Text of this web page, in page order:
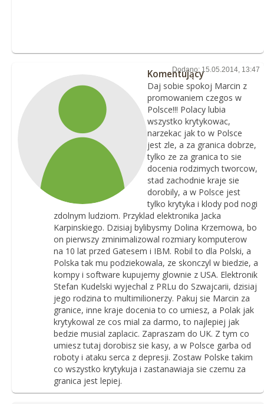
Dodano: 15.05.2014, 13:47
Komentujący
Daj sobie spokoj Marcin z
promowaniem czegos w
Polsce!!! Polacy lubia
wszystko krytykowac,
narzekac jak to w Polsce
jest zle, a za granica dobrze,
tylko ze za granica to sie
docenia rodzimych tworcow,
stad zachodnie kraje sie
dorobily, a w Polsce jest
tylko krytyka i klody pod nogi
zdolnym ludziom. Przyklad elektronika Jacka
Karpinskiego. Dzisiaj bylibysmy Dolina Krzemowa, bo
on pierwszy zminimalizowal rozmiary komputerow
na 10 lat przed Gatesem i IBM. Robil to dla Polski, a
Polska tak mu podziekowala, ze skonczyl w biedzie, a
kompy i software kupujemy glownie z USA. Elektronik
Stefan Kudelski wyjechal z PRLu do Szwajcarii, dzisiaj
jego rodzina to multimilionerzy. Pakuj sie Marcin za
granice, inne kraje docenia to co umiesz, a Polak jak
krytykowal ze cos mial za darmo, to najlepiej jak
bedzie musial zaplacic. Zapraszam do UK. Z tym co
umiesz tutaj dorobisz sie kasy, a w Polsce garba od
roboty i ataku serca z depresji. Zostaw Polske takim
co wszystko krytykuja i zastanawiaja sie czemu za
granica jest lepiej.